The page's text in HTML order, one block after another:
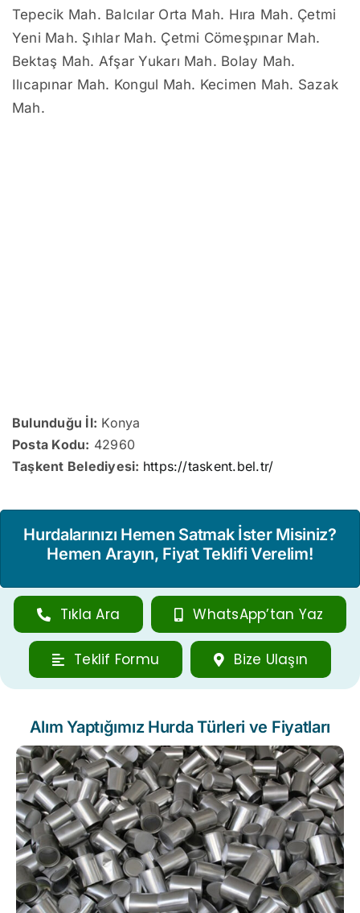
Tepecik Mah. Balcılar Orta Mah. Hıra Mah. Çetmi
Yeni Mah. Şıhlar Mah. Çetmi Cömeşpınar Mah.
Bektaş Mah. Afşar Yukarı Mah. Bolay Mah.
Ilıcapınar Mah. Kongul Mah. Kecimen Mah. Sazak
Mah.
Bulunduğu İl: Konya
Posta Kodu: 42960
Taşkent Belediyesi: https://taskent.bel.tr/
Hurdalarınızı Hemen Satmak İster Misiniz?
Hemen Arayın, Fiyat Teklifi Verelim!
Tıkla Ara WhatsApp’tan Yaz
Teklif Formu Bize Ulaşın
Alım Yaptığımız Hurda Türleri ve Fiyatları